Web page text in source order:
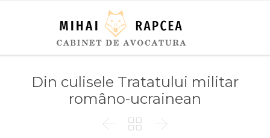
Din culisele Tratatului militar
româno-ucrainean
  